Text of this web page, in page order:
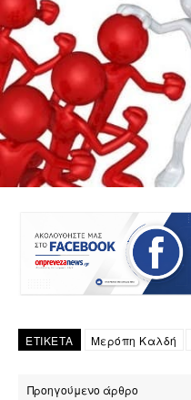
ΕΤΙΚΕΤΑ Μερόπη Καλδή
Προηγούμενο άρθρο